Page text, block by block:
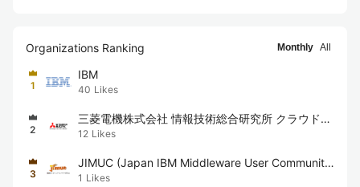
Organizations Ranking Monthly All
1
IBM
40 Likes
2
三菱電機株式会社 情報技術総合研究所 クラウド技
術者コミュニティ
12 Likes
3
JIMUC (Japan IBM Middleware User Communit
y)
1 Likes